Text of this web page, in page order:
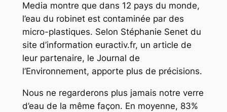
Media montre que dans 12 pays du monde,
l’eau du robinet est contaminée par des
micro-plastiques. Selon Stéphanie Senet du
site d’information euractiv.fr, un article de
leur partenaire, le Journal de
l’Environnement, apporte plus de précisions.
Nous ne regarderons plus jamais notre verre
d’eau de la même façon. En moyenne, 83%